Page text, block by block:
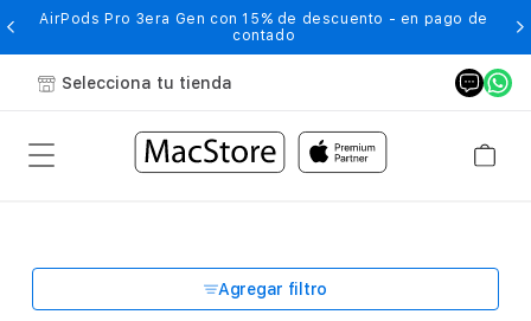
AirPods Pro 3era Gen con 15% de descuento - en pago de
contado
Selecciona tu tienda
Agregar filtro